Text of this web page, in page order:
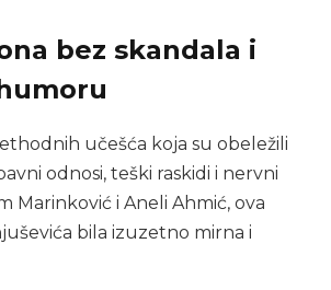
bez skandala i
učešća koja su obeležili
odnosi, teški raskidi i nervni
Marinković i Aneli Ahmić, ova
bila izuzetno mirna i